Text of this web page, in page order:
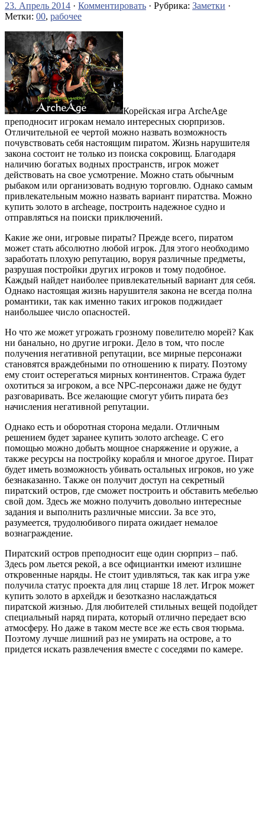
23. Апрель 2014 · Комментировать · Рубрика: Заметки ·
Метки: 00, рабочее
Корейская игра ArcheAge
преподносит игрокам немало интересных сюрпризов.
Отличительной ее чертой можно назвать возможность
почувствовать себя настоящим пиратом. Жизнь нарушителя
закона состоит не только из поиска сокровищ. Благодаря
наличию богатых водных пространств, игрок может
действовать на свое усмотрение. Можно стать обычным
рыбаком или организовать водную торговлю. Однако самым
привлекательным можно назвать вариант пиратства. Можно
купить золото в archeage, построить надежное судно и
отправляться на поиски приключений.
Какие же они, игровые пираты? Прежде всего, пиратом
может стать абсолютно любой игрок. Для этого необходимо
заработать плохую репутацию, воруя различные предметы,
разрушая постройки других игроков и тому подобное.
Каждый найдет наиболее привлекательный вариант для себя.
Однако настоящая жизнь нарушителя закона не всегда полна
романтики, так как именно таких игроков поджидает
наибольшее число опасностей.
Но что же может угрожать грозному повелителю морей? Как
ни банально, но другие игроки. Дело в том, что после
получения негативной репутации, все мирные персонажи
становятся враждебными по отношению к пирату. Поэтому
ему стоит остерегаться мирных континентов. Стража будет
охотиться за игроком, а все NPC-персонажи даже не будут
разговаривать. Все желающие смогут убить пирата без
начисления негативной репутации.
Однако есть и оборотная сторона медали. Отличным
решением будет заранее купить золото archeage. С его
помощью можно добыть мощное снаряжение и оружие, а
также ресурсы на постройку корабля и многое другое. Пират
будет иметь возможность убивать остальных игроков, но уже
безнаказанно. Также он получит доступ на секретный
пиратский остров, где сможет построить и обставить мебелью
свой дом. Здесь же можно получить довольно интересные
задания и выполнить различные миссии. За все это,
разумеется, трудолюбивого пирата ожидает немалое
вознаграждение.
Пиратский остров преподносит еще один сюрприз – паб.
Здесь ром льется рекой, а все официантки имеют излишне
откровенные наряды. Не стоит удивляться, так как игра уже
получила статус проекта для лиц старше 18 лет. Игрок может
купить золото в архейдж и безотказно наслаждаться
пиратской жизнью. Для любителей стильных вещей подойдет
специальный наряд пирата, который отлично передает всю
атмосферу. Но даже в таком месте все же есть своя тюрьма.
Поэтому лучше лишний раз не умирать на острове, а то
придется искать развлечения вместе с соседями по камере.